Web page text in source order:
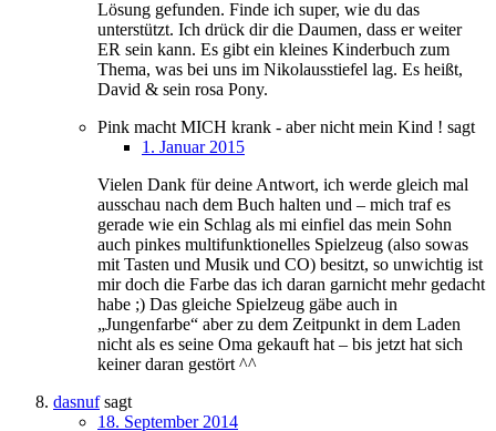
Lösung gefunden. Finde ich super, wie du das
unterstützt. Ich drück dir die Daumen, dass er weiter
ER sein kann. Es gibt ein kleines Kinderbuch zum
Thema, was bei uns im Nikolausstiefel lag. Es heißt,
David & sein rosa Pony.
Pink macht MICH krank - aber nicht mein Kind ! sagt
1. Januar 2015
Vielen Dank für deine Antwort, ich werde gleich mal
ausschau nach dem Buch halten und – mich traf es
gerade wie ein Schlag als mi einfiel das mein Sohn
auch pinkes multifunktionelles Spielzeug (also sowas
mit Tasten und Musik und CO) besitzt, so unwichtig ist
mir doch die Farbe das ich daran garnicht mehr gedacht
habe ;) Das gleiche Spielzeug gäbe auch in
„Jungenfarbe“ aber zu dem Zeitpunkt in dem Laden
nicht als es seine Oma gekauft hat – bis jetzt hat sich
keiner daran gestört ^^
dasnuf sagt
18. September 2014